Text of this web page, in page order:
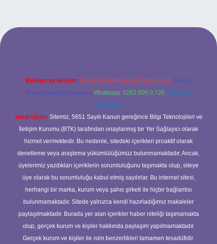
Reklam ve İletişim: E-mail: backlinkpaneli@gmail.com Teams:
forumhizmeti@gmail.com Whatsapp: 0262 606 0 726 Telegram:
@karabul
Yasal Uyarı: Sitemiz, 5651 Sayılı Kanun gereğince Bilgi Teknolojileri ve
İletişim Kurumu (BTK) tarafından onaylanmış bir Yer Sağlayıcı olarak
hizmet vermektedir. Bu nedenle, sitedeki içerikleri proaktif olarak
denetleme veya araştırma yükümlülüğümüz bulunmamaktadır. Ancak,
üyelerimiz yazdıkları içeriklerin sorumluluğunu taşımakta olup, siteye
üye olarak bu sorumluluğu kabul etmiş sayılırlar. Bu internet sitesi,
herhangi bir marka, kurum veya şahıs şirketi ile hiçbir bağlantısı
bulunmamaktadır. Sitede yalnızca kendi hazırladığımız makaleler
paylaşılmaktadır. Burada yer alan içerikler haber niteliği taşımamakta
olup, gerçek kurum ve kişiler hakkında paylaşım yapılmamaktadır.
Gerçek kurum ve kişiler ile isim benzerlikleri tamamen tesadüfidir.